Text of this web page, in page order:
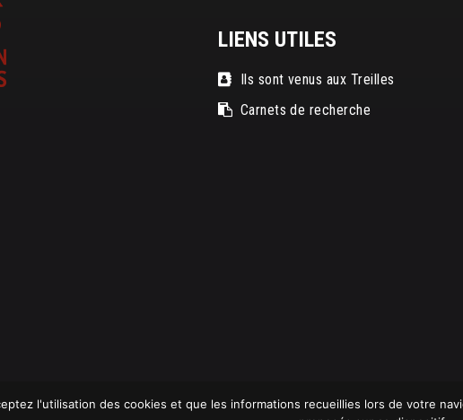
LIENS UTILES
Ils sont venus aux Treilles
Carnets de recherche
l'utilisation des cookies et que les informations recueillies lors de votre